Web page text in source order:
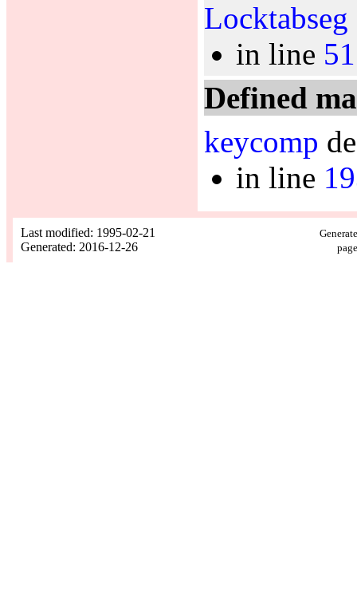
Locktabseg
in line 51
Defined
keycomp
in line
Last modified: 1995-02-21
Generated: 2016-12-26